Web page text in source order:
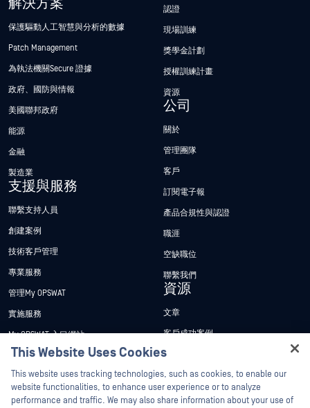
解決方案
保護驅動人工智慧與分析的數據
Patch Management
為執法機關Secure 證據
政府、國防與情報
美國聯邦政府
能源
金融
製造業
支援與服務
聯繫支持人員
創建案例
技術客戶管理
專業服務
管理My OPSWAT
實施服務
My OPSWAT 入口網站
技術檔案
訓練
漏洞通報計畫
認證
現場訓練
獎學金計劃
授權訓練計畫
資源
公司
關於
管理團隊
客戶
訂閱電子報
產品合規性與認證
職涯
空缺職位
聯繫我們
資源
文章
客戶成功案例
新聞稿
新聞報導
This Website Uses Cookies
This website uses tracking technologies, such as cookies, to enable our
website functionalities, to enhance user experience or to analyze
performance and traffic. We may also share information about your use of
Hey there!
I'm Ozzy, your OPSWAT virtual assistant.
How can I help you secure what's critical